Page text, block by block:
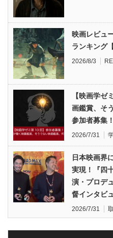
映画レビュ
ランキング
2026/8/3
【映画学ゼ
画鑑賞、そ
参加者募集！
2026/7/31
日本映画界
実現！『四
演・プロデ
督インタビ
2026/7/31